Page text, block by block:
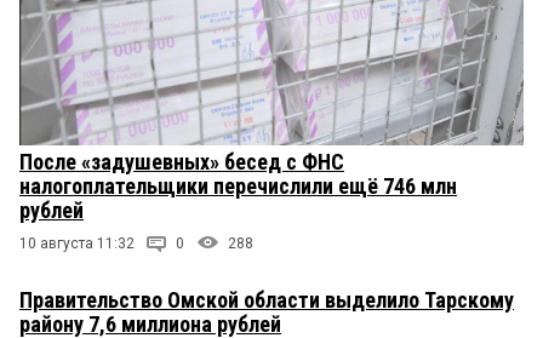
После «задушевных» бесед с ФНС
налогоплательщики перечислили ещё 746 млн
рублей
10 августа 11:32 0 288
Правительство Омской области выделило Тарскому
району 7,6 миллиона рублей